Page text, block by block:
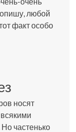
любой
факт особо
носят
частенько